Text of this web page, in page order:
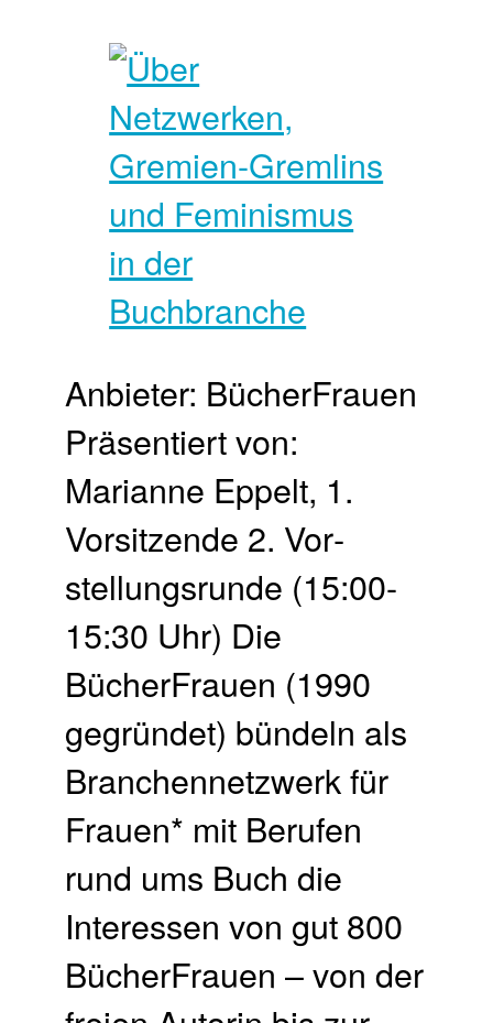
Anbieter: BücherFrauen
Präsentiert von:
Marianne Eppelt, 1.
Vorsitzende 2. Vor­
stellungs­runde (15:00-
15:30 Uhr) Die
BücherFrauen (1990
gegründet) bündeln als
Branchennetzwerk für
Frauen* mit Berufen
rund ums Buch die
Interessen von gut 800
BücherFrauen – von der